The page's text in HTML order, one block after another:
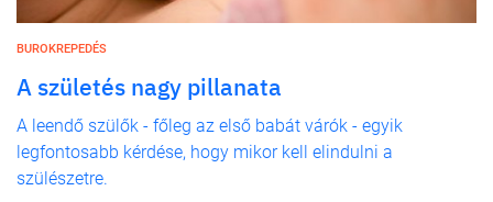
BUROKREPEDÉS
A születés nagy pillanata
A leendő szülők - főleg az első babát várók - egyik
legfontosabb kérdése, hogy mikor kell elindulni a
szülészetre.